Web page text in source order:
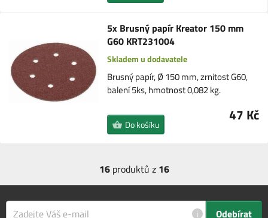
5x Brusný papír Kreator 150 mm
G60 KRT231004
Skladem u dodavatele
Brusný papír, Ø 150 mm, zrnitost G60,
balení 5ks, hmotnost 0,082 kg.
47 Kč
Do košíku
16produktů z 16
i Odebírat